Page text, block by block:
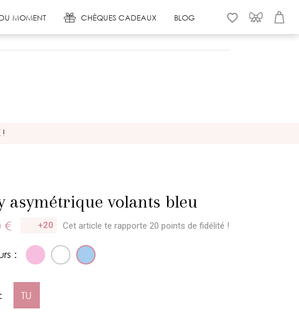
MOMENT CHÈQUES CADEAUX BLOG
!
asymétrique volants bleu
€ +20 Cet article te rapporte 20 points de fidélité !
:
TU